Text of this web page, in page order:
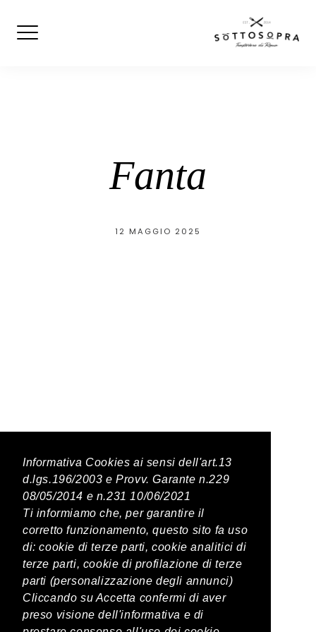
Informativa Cookies ai sensi dell'art.13
d.lgs.196/2003 e Provv. Garante n.229
08/05/2014 e n.231 10/06/2021
Ti informiamo che, per garantire il
corretto funzionamento, questo sito fa uso
di: cookie di terze parti, cookie analitici di
terze parti, cookie di profilazione di terze
parti (personalizzazione degli annunci)
Cliccando su Accetta confermi di aver
preso visione dell'informativa e di
Fanta
12 MAGGIO 2025
PREVIOUS POST
Coca Zero
NEXT POST
Ginger Beer